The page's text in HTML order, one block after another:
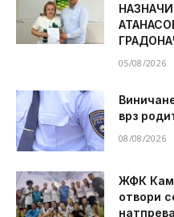
05/08/2026
врз
08/08/2026
ЖФК
отвори